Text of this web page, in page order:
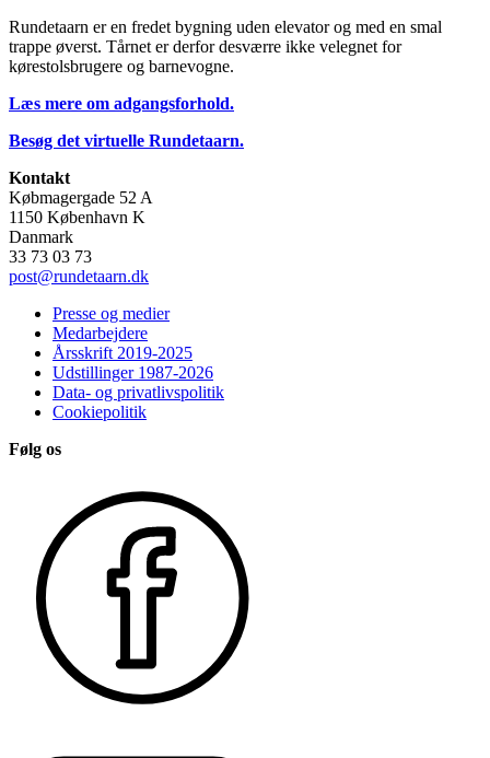
Rundetaarn er en fredet bygning uden elevator og med en smal
trappe øverst. Tårnet er derfor desværre ikke velegnet for
kørestolsbrugere og barnevogne.
Læs mere om adgangsforhold.
Besøg det virtuelle Rundetaarn.
Kontakt
Købmagergade 52 A
1150 København K
Danmark
33 73 03 73
post@rundetaarn.dk
Presse og medier
Medarbejdere
Årsskrift 2019-2025
Udstillinger 1987-2026
Data- og privatlivspolitik
Cookiepolitik
Følg os